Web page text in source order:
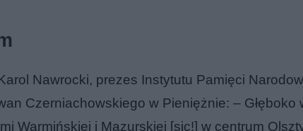
Nawrocki, prezes Instytutu Pamięci
Czerniachowskiego w Pieniężnie: – Głęboko
Warmińskiej i Mazurskiej [sic!] w centrum